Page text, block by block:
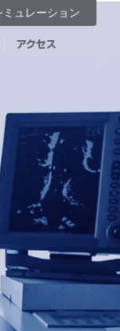
ュレーション
アクセス